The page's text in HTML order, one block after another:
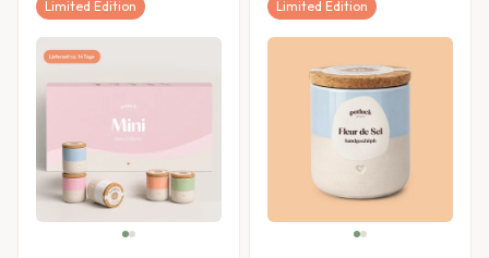
Limited Edition Limited Edition